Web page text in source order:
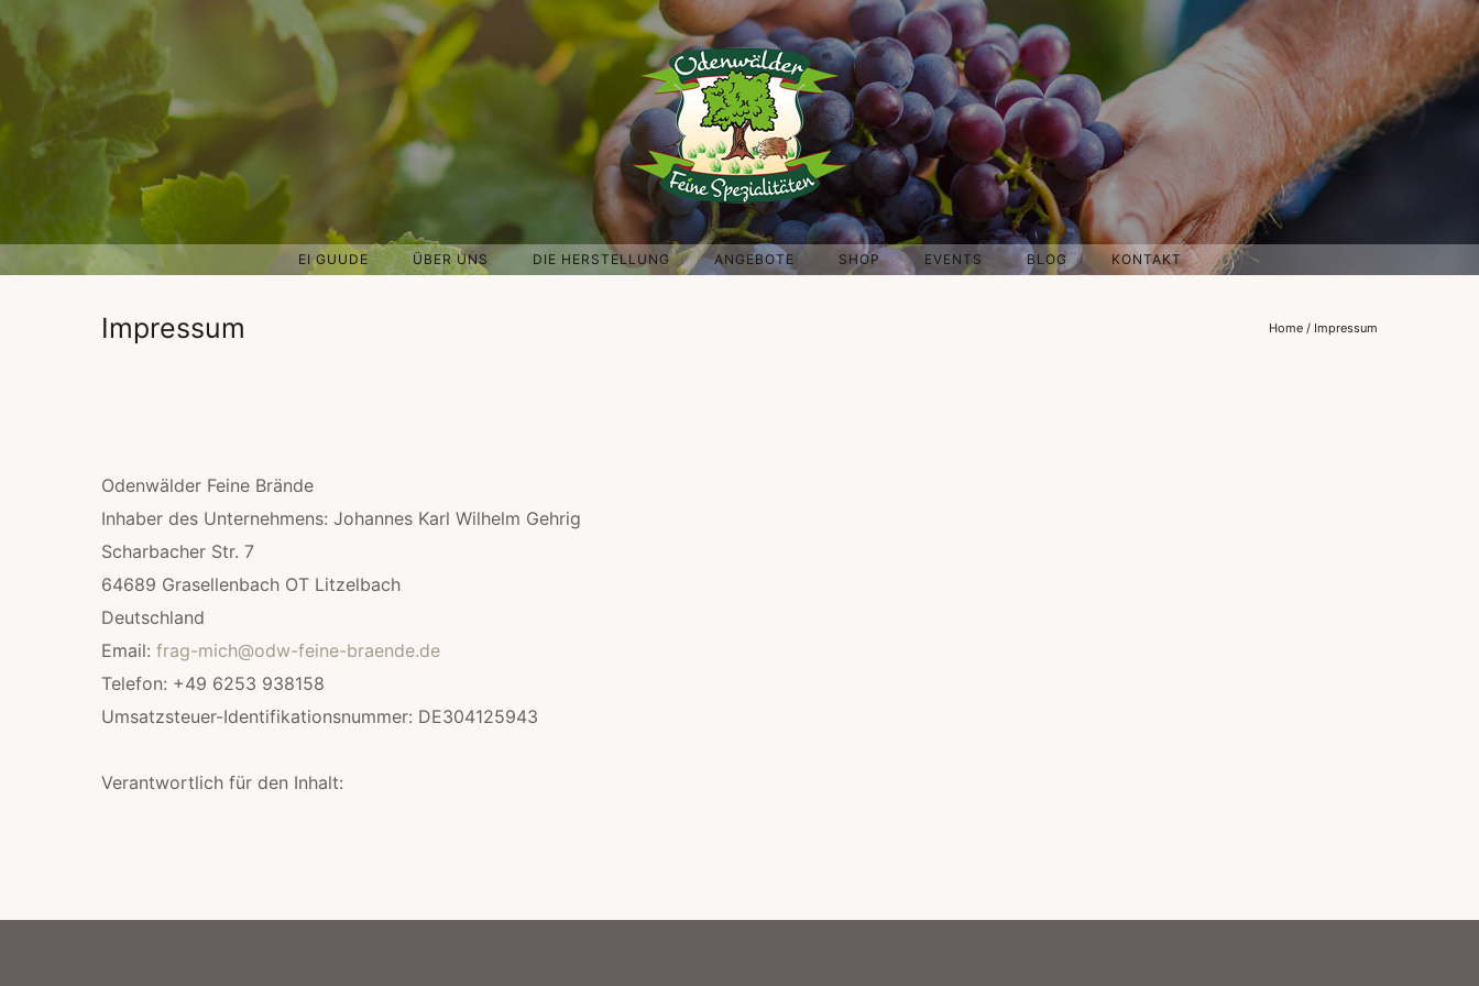
EI GUUDE ÜBER UNS DIE HERSTELLUNG ANGEBOTE SHOP EVENTS BLOG KONTAKT
Impressum Home / Impressum
Odenwälder Feine Brände
Inhaber des Unternehmens: Johannes Karl Wilhelm Gehrig
Scharbacher Str. 7
64689 Grasellenbach OT Litzelbach
Deutschland
Email: frag-mich@odw-feine-braende.de
Telefon: +49 6253 938158
Umsatzsteuer-Identifikationsnummer: DE304125943
Verantwortlich für den Inhalt: